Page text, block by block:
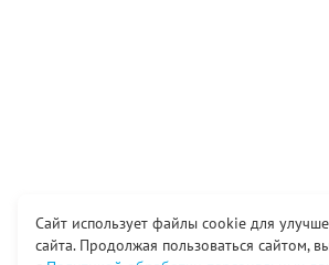
Сайт использует файлы cookie для
сайта. Продолжая пользоваться сайтом,